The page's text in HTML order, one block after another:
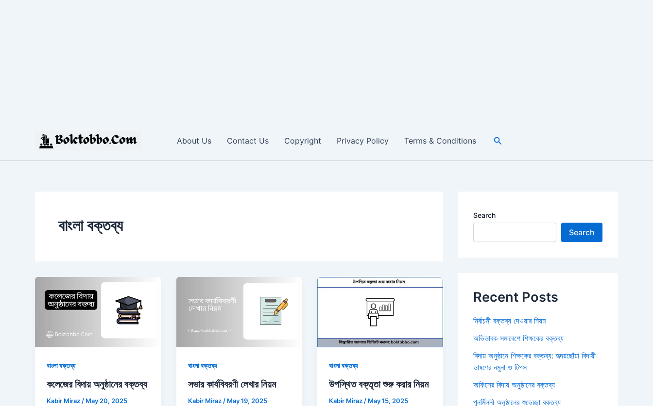
About Us Contact Us Copyright Privacy Policy Terms & Conditions Search
বাংলা বক্তব্য
বাংলা বক্তব্য
কলেজের বিদায় অনুষ্ঠানের বক্তব্য
Kabir Miraz/ May 20, 2025
বাংলা বক্তব্য
সভার কার্যবিবরণী লেখার নিয়ম
Kabir Miraz / May 19, 2025
বাংলা বক্তব্য
উপস্থিত বক্তৃতা শুরু করার নিয়ম
Kabir Miraz / May 15, 2025
Search
Search
Recent Posts
নির্বাচনী বক্তব্য দেওয়ার নিয়ম
অভিভাবক সমাবেশে শিক্ষকের বক্তব্য
বিদায় অনুষ্ঠানে শিক্ষকের বক্তব্য: হৃদয়ছোঁয়া বিদায়ী
ভাষণের নমুনা ও টিপস
অফিসের বিদায় অনুষ্ঠানের বক্তব্য
পুনর্মিলনী অনুষ্ঠানের শুভেচ্ছা বক্তব্য